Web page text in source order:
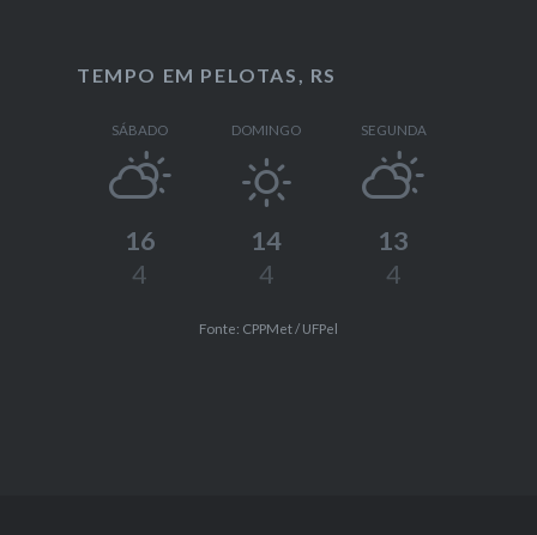
TEMPO EM PELOTAS, RS
SÁBADO
16
4
DOMINGO
14
4
SEGUNDA
13
4
Fonte: CPPMet / UFPel